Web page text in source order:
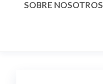
SOBRE NOSOTROS